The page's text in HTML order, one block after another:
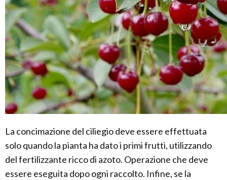
La concimazione del ciliegio deve essere effettuata
solo quando la pianta ha dato i primi frutti, utilizzando
del fertilizzante ricco di azoto. Operazione che deve
essere eseguita dopo ogni raccolto. Infine, se la